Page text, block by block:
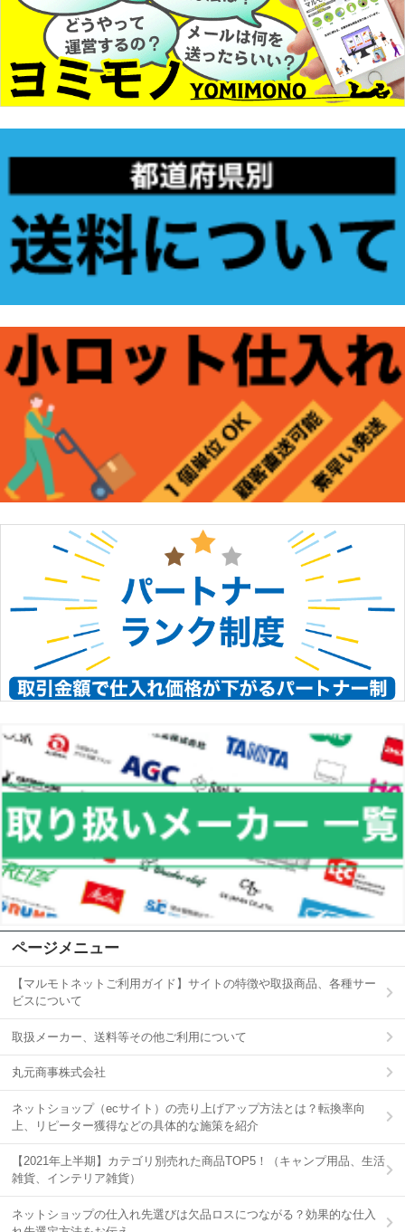
ページメニュー
【マルモトネットご利用ガイド】サイトの特徴や取扱商品、各種サー
ビスについて
取扱メーカー、送料等その他ご利用について
丸元商事株式会社
ネットショップ（ecサイト）の売り上げアップ方法とは？転換率向
上、リピーター獲得などの具体的な施策を紹介
【2021年上半期】カテゴリ別売れた商品TOP5！（キャンプ用品、生活
雑貨、インテリア雑貨）
ネットショップの仕入れ先選びは欠品ロスにつながる？効果的な仕入